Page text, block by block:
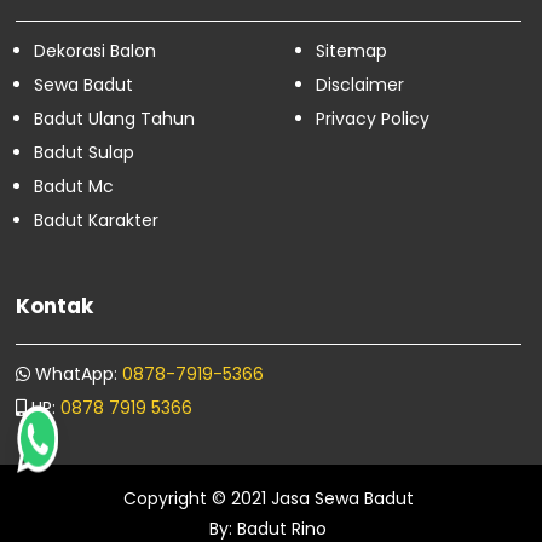
Sewa Badut Jakarta Pusat
Februari16
Januari4
Dekorasi Balon
Sewa Badut
Badut Ulang Tahun
Badut Sulap
Badut Mc
Badut Karakter
Sitemap
Disclaimer
Privacy Policy
Kontak
WhatApp: 0878-7919-5366
HP: 0878 7919 5366
Copyright © 2021 Jasa Sewa Badut
By: Badut Rino